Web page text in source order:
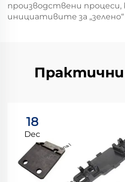
производствени
инициативите за
18
Dec